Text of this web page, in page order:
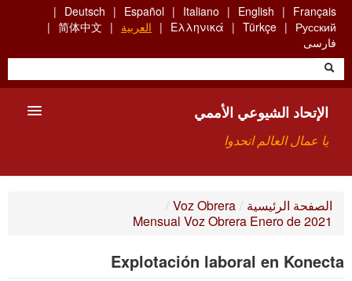
Skip
main
content
Français
English
Italiano
Español
Deutsch
Русский
Türkçe
Ελληνικά العربية
简体中文
فارسی
الإتحاد الشيوعي الأممي
يا عمال العالم اتحدوا
من نحن؟
بحث
الصفحة الرئيسية /
Voz Obrera
/
Mensual Voz Obrera Enero de 2021
Explotación laboral en Konecta